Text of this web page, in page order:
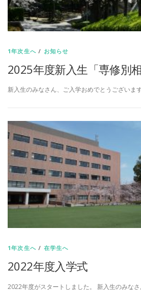
1年次生へ / お知らせ
2025年度新入生「専修別相
新入生のみなさん、ご入学おめでとうございま
1年次生へ / 在学生へ
2022年度入学式
2022年度がスタートしました。 新入生のみな